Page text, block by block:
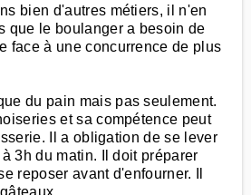
bien d'autres métiers, il n'en
que le boulanger a besoin de
face à une concurrence de plus
du pain mais pas seulement.
et sa compétence peut
Il a obligation de se lever
3h du matin. Il doit préparer
reposer avant d'enfourner. Il